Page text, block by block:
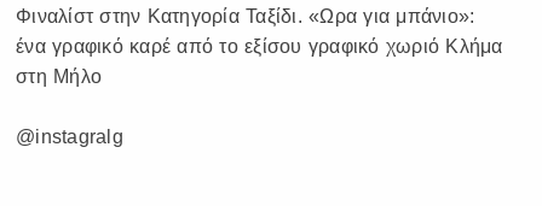
Φιναλίστ στην Κατηγορία Ταξίδι. «Ωρα για μπάνιο»:
ένα γραφικό καρέ από το εξίσου γραφικό χωριό Κλήμα
στη Μήλο
@instagralg